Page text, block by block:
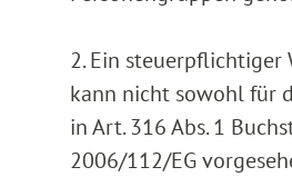
2. Ein steuerpflichtiger
kann nicht sowohl für
in Art. 316 Abs. 1
2006/112/EG